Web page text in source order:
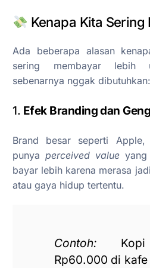
Kenapa Kita Sering
Ada beberapa alasan
sering membayar lebih
sebenarnya nggak dibutuhkan:
1. Efek Branding dan
Brand besar seperti
punya perceived valueyang
bayar lebih karena merasa
atau gaya hidup tertentu.
Contoh: Kopi
Rp60.000 di